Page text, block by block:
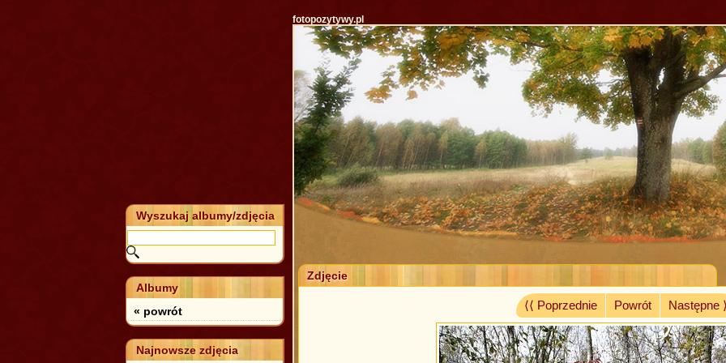
fotopozytywy.pl
Zdjęcie
⟨⟨ Poprzednie Powrót Następne
Wyszukaj albumy/zdjęcia
Albumy
« powrót
Najnowsze zdjęcia